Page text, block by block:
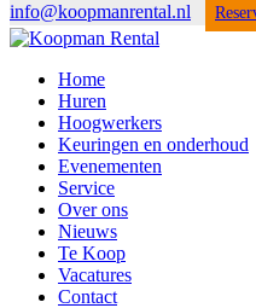
info@koopmanrental.nl
Home
Huren
Hoogwerkers
Keuringen en onderhoud
Evenementen
Service
Over ons
Nieuws
Te Koop
Vacatures
Contact